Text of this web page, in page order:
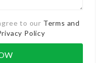
to our Terms and
Policy